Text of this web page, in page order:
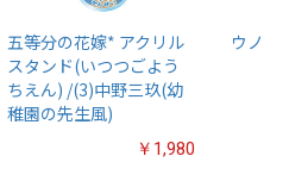
五等分の花嫁* アクリル
スタンド(いつつごよう
ちえん) /(3)中野三玖(幼
稚園の先生風)
￥1,980
ウノ